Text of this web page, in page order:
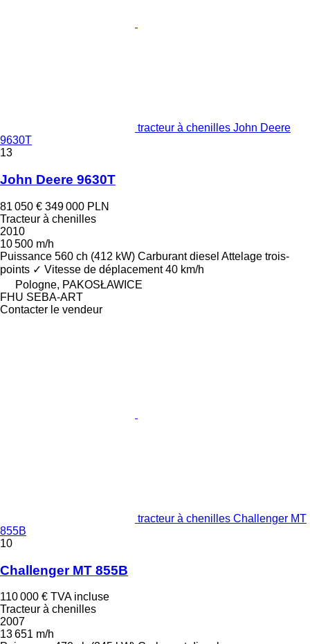
tracteur à chenilles John Deere
9630T
13
John Deere 9630T
81 050 € 349 000 PLN
Tracteur à chenilles
2010
10 500 m/h
Puissance 560 ch (412 kW) Carburant diesel Attelage trois-
points ✓ Vitesse de déplacement 40 km/h
Pologne, PAKOSŁAWICE
FHU SEBA-ART
Contacter le vendeur
tracteur à chenilles Challenger MT
855B
10
Challenger MT 855B
110 000 € TVA incluse
Tracteur à chenilles
2007
13 651 m/h